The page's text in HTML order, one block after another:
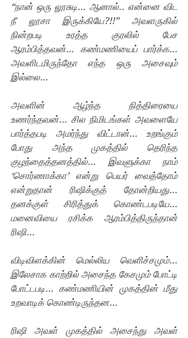
“நான் ஒரு லூசுடி… ஆனால்.. என்னை விட
நீ லூசா இருக்கியே?!!” அவளருகில்
நின்றபடி உரத்த குரலில் பேச
ஆரம்பித்தவன்… கண்மணியைப் பார்க்க…
அவளிடமிருந்தோ எந்த ஒரு அசைவும்
இல்லை…
அவளின் ஆழ்ந்த நித்திரையை
உணர்ந்தவன்… சில நிமிடங்கள் அவளையே
பார்த்தபடி அமர்ந்து விட்டான்… உறங்கும்
போது அந்த முகத்தில் தெரிந்த
குழந்தைத்தனத்தில்… இவளுக்கா நாம்
‘சொர்ணாக்கா’ என்று பெயர் வைத்தோம்
என்றுதான் ரிஷிக்குத் தோன்றியது…
தனக்குள் சிரித்துக் கொண்டபடியே…
மனைவியை ரசிக்க ஆரம்பித்திருந்தான்
ரிஷி…
விடிவிளக்கின் மெல்லிய வெளிச்சமும்…
இலேசாக காற்றில் அசைந்த கேசமும் போட்டி
போட்டபடி… கண்மணியின் முகத்தின் மீது
உறவாடிக் கொண்டிருந்தன…
ரிஷி அவள் முகத்தில் அசைந்து அவள்